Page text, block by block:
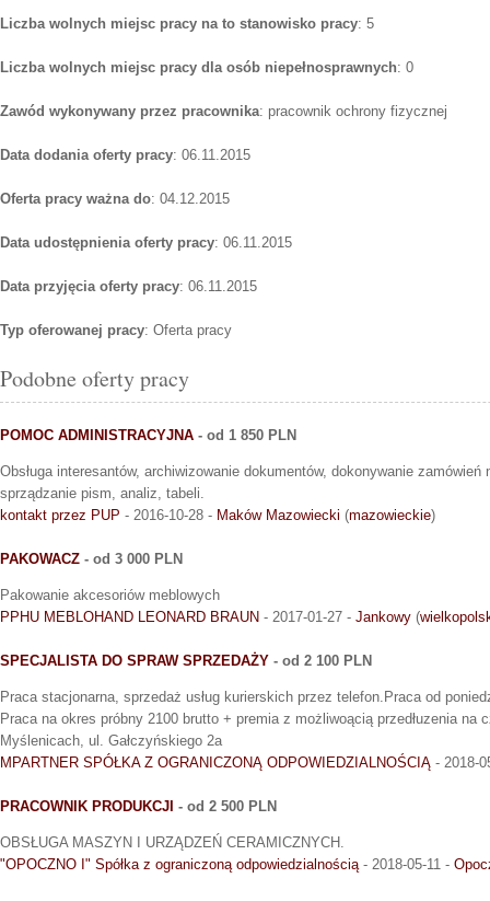
Liczba wolnych miejsc pracy na to stanowisko pracy: 5
Liczba wolnych miejsc pracy dla osób niepełnosprawnych: 0
Zawód wykonywany przez pracownika: pracownik ochrony fizycznej
Data dodania oferty pracy: 06.11.2015
Oferta pracy ważna do: 04.12.2015
Data udostępnienia oferty pracy: 06.11.2015
Data przyjęcia oferty pracy: 06.11.2015
Typ oferowanej pracy: Oferta pracy
Podobne oferty pracy
POMOC ADMINISTRACYJNA - od 1 850 PLN
Obsługa interesantów, archiwizowanie dokumentów, dokonywanie
sprządzanie pism, analiz, tabeli.
kontakt przez PUP - 2016-10-28 - Maków Mazowiecki (mazowieckie)
PAKOWACZ - od 3 000 PLN
Pakowanie akcesoriów meblowych
PPHU MEBLOHAND LEONARD BRAUN - 2017-01-27 - Jankowy (
SPECJALISTA DO SPRAW SPRZEDAŻY - od 2 100 PLN
Praca stacjonarna, sprzedaż usług kurierskich przez telefon.Praca od
Praca na okres próbny 2100 brutto + premia z możliwoącią przedłuzenia na
Myślenicach, ul. Gałczyńskiego 2a
MPARTNER SPÓŁKA Z OGRANICZONĄ ODPOWIEDZIALNOŚCIĄ - 2018-
PRACOWNIK PRODUKCJI - od 2 500 PLN
OBSŁUGA MASZYN I URZĄDZEŃ CERAMICZNYCH.
"OPOCZNO I" Spółka z ograniczoną odpowiedzialnością- 2018-05-11 -